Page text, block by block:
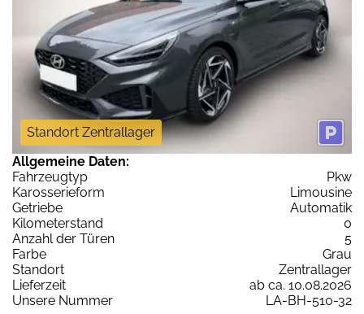
Standort Zentrallager
Allgemeine Daten:
Fahrzeugtyp
Pkw
Karosserieform
Limousine
Getriebe
Automatik
Kilometerstand
0
Anzahl der Türen
5
Farbe
Grau
Standort
Zentrallager
Lieferzeit
ab ca. 10.08.2026
Unsere Nummer
LA-BH-510-32